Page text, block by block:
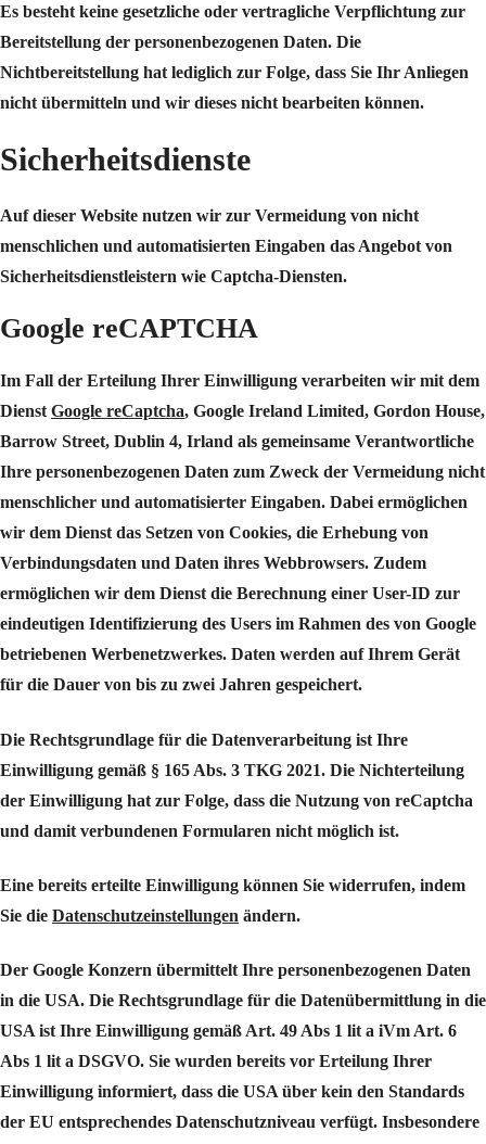
Es besteht keine gesetzliche oder vertragliche Verpflichtung zur
Bereitstellung der personenbezogenen Daten. Die
Nichtbereitstellung hat lediglich zur Folge, dass Sie Ihr Anliegen
nicht übermitteln und wir dieses nicht bearbeiten können.
Sicherheitsdienste
Auf dieser Website nutzen wir zur Vermeidung von nicht
menschlichen und automatisierten Eingaben das Angebot von
Sicherheitsdienstleistern wie Captcha-Diensten.
Google reCAPTCHA
Im Fall der Erteilung Ihrer Einwilligung verarbeiten wir mit dem
Dienst Google reCaptcha, Google Ireland Limited, Gordon House,
Barrow Street, Dublin 4, Irland als gemeinsame Verantwortliche
Ihre personenbezogenen Daten zum Zweck der Vermeidung nicht
menschlicher und automatisierter Eingaben. Dabei ermöglichen
wir dem Dienst das Setzen von Cookies, die Erhebung von
Verbindungsdaten und Daten ihres Webbrowsers. Zudem
ermöglichen wir dem Dienst die Berechnung einer User-ID zur
eindeutigen Identifizierung des Users im Rahmen des von Google
betriebenen Werbenetzwerkes. Daten werden auf Ihrem Gerät
für die Dauer von bis zu zwei Jahren gespeichert.
Die Rechtsgrundlage für die Datenverarbeitung ist Ihre
Einwilligung gemäß § 165 Abs. 3 TKG 2021. Die Nichterteilung
der Einwilligung hat zur Folge, dass die Nutzung von reCaptcha
und damit verbundenen Formularen nicht möglich ist.
Eine bereits erteilte Einwilligung können Sie widerrufen, indem
Sie die Datenschutzeinstellungen ändern.
Der Google Konzern übermittelt Ihre personenbezogenen Daten
in die USA. Die Rechtsgrundlage für die Datenübermittlung in die
USA ist Ihre Einwilligung gemäß Art. 49 Abs 1 lit a iVm Art. 6
Abs 1 lit a DSGVO. Sie wurden bereits vor Erteilung Ihrer
Einwilligung informiert, dass die USA über kein den Standards
der EU entsprechendes Datenschutzniveau verfügt. Insbesondere